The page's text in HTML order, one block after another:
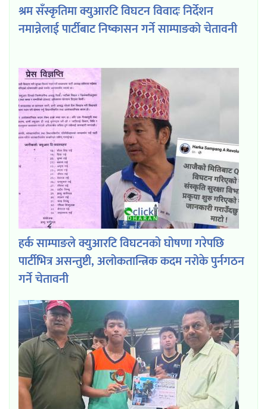
श्रम सँस्कृतिमा क्युआरटि विघटन विवादः निर्देशन
नमान्नेलाई पार्टीबाट निष्कासन गर्ने साम्पाङको चेतावनी
हर्क साम्पाङले क्युआरटि विघटनको घोषणा गरेपछि
पार्टीभित्र असन्तुष्टी, अलोकतान्त्रिक कदम नरोके पुर्नगठन
गर्ने चेतावनी